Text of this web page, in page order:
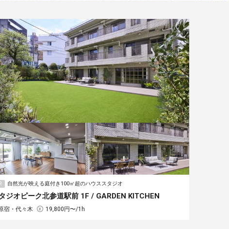
自然光が映える庭付き100㎡超のハウススタジオ
ジオピーク北参道駅前 1F / GARDEN KITCHEN︎
宿・代々木 19,800円〜/1h